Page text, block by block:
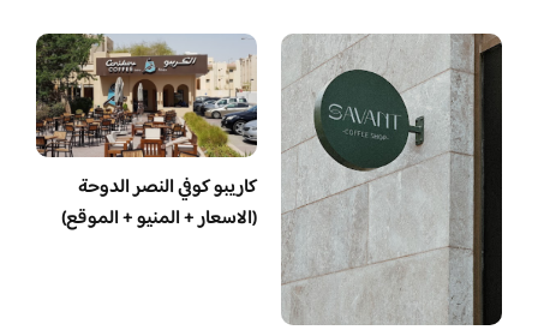
كاريبو كوفي النصر الدوحة
(الاسعار + المنيو + الموقع)